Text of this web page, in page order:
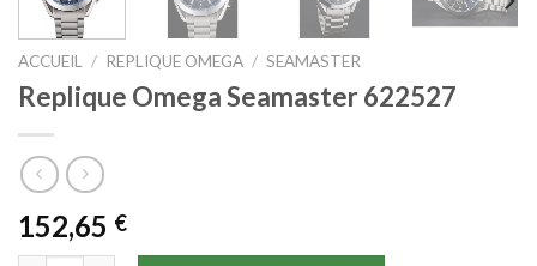
ACCUEIL / REPLIQUE OMEGA / SEAMASTER
Replique Omega Seamaster 622527
152,65 €